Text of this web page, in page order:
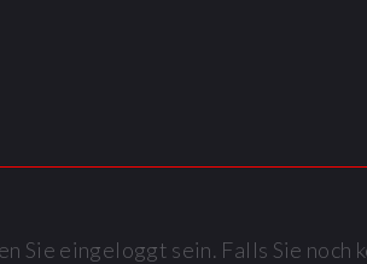
Sie eingeloggt sein. Falls Sie noch